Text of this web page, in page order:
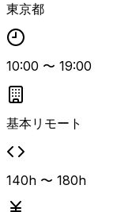
フラ管理にも携わる
ンフラまで一貫した
東京都
10:00 〜 19:00
基本リモート
140h 〜 180h